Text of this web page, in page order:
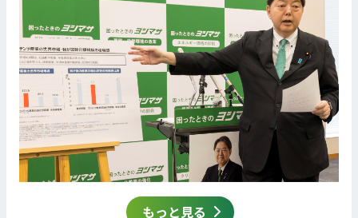
もっと見る